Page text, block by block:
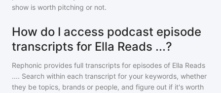
show is worth pitching or not.
How do I access podcast episode
transcripts for Ella Reads ...?
Rephonic provides full transcripts for episodes of Ella Reads
.... Search within each transcript for your keywords, whether
they be topics, brands or people, and figure out if it's worth